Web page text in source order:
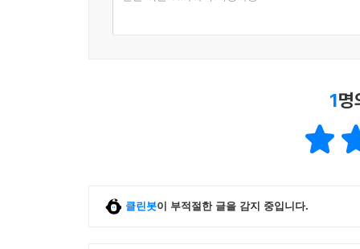
1명
클린봇이 부적절한 글을 감지 중입니다.